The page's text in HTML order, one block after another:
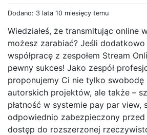
Dodano: 3 lata 10 miesięcy temu
Wiedziałeś, że transmitując online
możesz zarabiać? Jeśli
współpracę z zespołem Stream
pewny sukces! Jako zespół
proponujemy Ci nie tylko swobodę
autorskich projektów, ale także –
płatność w systemie pay par view,
odpowiednio zabezpieczony przed
dostęp do rozszerzonej